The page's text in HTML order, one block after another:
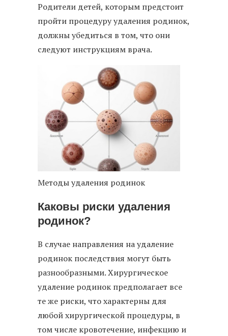
Родители детей, которым предстоит
пройти процедуру удаления родинок,
должны убедиться в том, что они
следуют инструкциям врача.
Методы удаления родинок
Каковы риски удаления
родинок?
В случае направления на удаление
родинок последствия могут быть
разнообразными. Хирургическое
удаление родинок предполагает все
те же риски, что характерны для
любой хирургической процедуры, в
том числе кровотечение, инфекцию и